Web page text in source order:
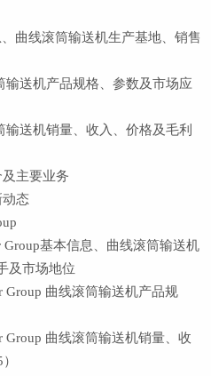
线滚筒输送机生产基地、销售
送机产品规格、参数及市场应
送机销量、收入、价格及毛利
主要业务
态
基本信息、曲线滚筒输送机
及市场地位
曲线滚筒输送机产品规
曲线滚筒输送机销量、收